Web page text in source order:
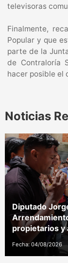
televisoras
Finalmente,
Popular y que
parte de la
de Contraloría
hacer posible el
Noticias
Diputado
propietarios y
Fecha: 04/08/2026